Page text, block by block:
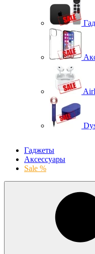
Гаджеты
Аксессуары
Sale %